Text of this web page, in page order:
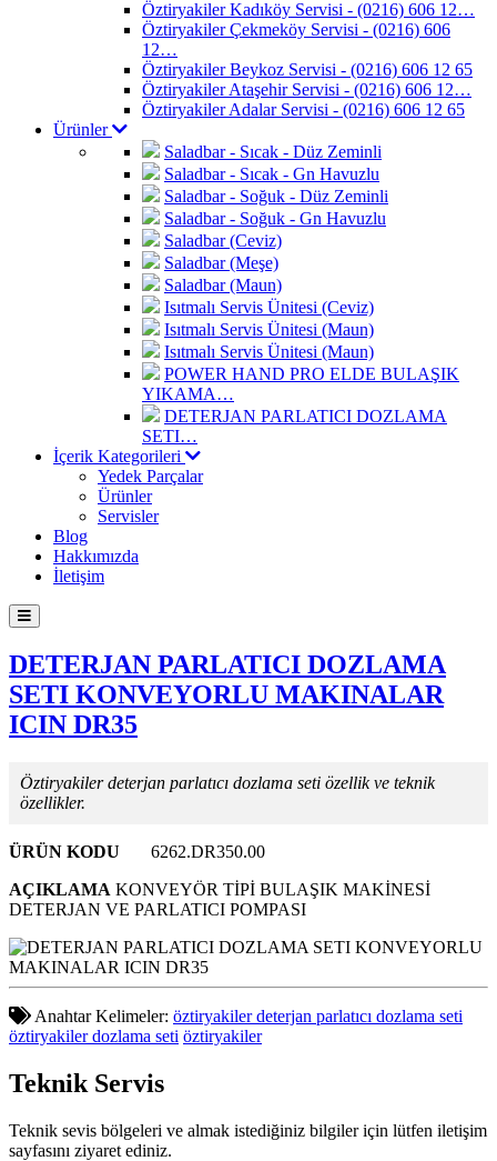
Öztiryakiler Kadıköy Servisi - (0216) 606 12…
Öztiryakiler Çekmeköy Servisi - (0216) 606
12…
Öztiryakiler Beykoz Servisi - (0216) 606 12 65
Öztiryakiler Ataşehir Servisi - (0216) 606 12…
Öztiryakiler Adalar Servisi - (0216) 606 12 65
Ürünler
Saladbar - Sıcak - Düz Zeminli
Saladbar - Sıcak - Gn Havuzlu
Saladbar - Soğuk - Düz Zeminli
Saladbar - Soğuk - Gn Havuzlu
Saladbar (Ceviz)
Saladbar (Meşe)
Saladbar (Maun)
Isıtmalı Servis Ünitesi (Ceviz)
Isıtmalı Servis Ünitesi (Maun)
Isıtmalı Servis Ünitesi (Maun)
POWER HAND PRO ELDE BULAŞIK
YIKAMA…
DETERJAN PARLATICI DOZLAMA
SETI…
İçerik Kategorileri
Yedek Parçalar
Ürünler
Servisler
Blog
Hakkımızda
İletişim
DETERJAN PARLATICI DOZLAMA
SETI KONVEYORLU MAKINALAR
ICIN DR35
Öztiryakiler deterjan parlatıcı dozlama seti özellik ve teknik
özellikler.
ÜRÜN KODU
6262.DR350.00
AÇIKLAMA KONVEYÖR TİPİ BULAŞIK MAKİNESİ
DETERJAN VE PARLATICI POMPASI
Anahtar Kelimeler: öztiryakiler deterjan parlatıcı dozlama seti
öztiryakiler dozlama seti öztiryakiler
Teknik Servis
Teknik sevis bölgeleri ve almak istediğiniz bilgiler için lütfen iletişim
sayfasını ziyaret ediniz.